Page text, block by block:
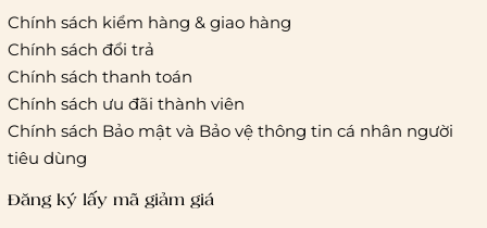
Thời gian giao hàng
Hồ Chí Minh:
Hà Nội và các tỉnh thành khá
Chính sách kiểm hàng & giao hàng
Chính sách đổi trả
Chính sách thanh toán
Chính sách ưu đãi thành viên
Chính sách Bảo mật và Bảo vệ thông tin cá nhân người
tiêu dùng
Đăng ký lấy mã giảm giá